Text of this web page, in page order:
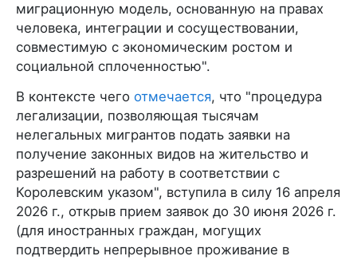
миграционную модель, основанную на правах
человека, интеграции и сосуществовании,
совместимую с экономическим ростом и
социальной сплоченностью".
В контексте чего отмечается, что "процедура
легализации, позволяющая тысячам
нелегальных мигрантов подать заявки на
получение законных видов на жительство и
разрешений на работу в соответствии с
Королевским указом", вступила в силу 16 апреля
2026 г., открыв прием заявок до 30 июня 2026 г.
(для иностранных граждан, могущих
подтвердить непрерывное проживание в